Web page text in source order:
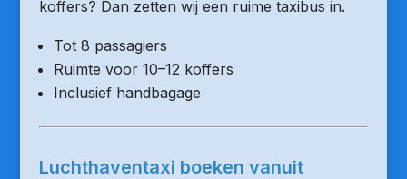
koffers? Dan zetten wij een ruime taxibus in.
Tot 8 passagiers
Ruimte voor 10–12 koffers
Inclusief handbagage
Luchthaventaxi boeken vanuit